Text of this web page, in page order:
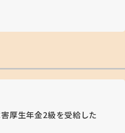
厚生年金2級を受給した